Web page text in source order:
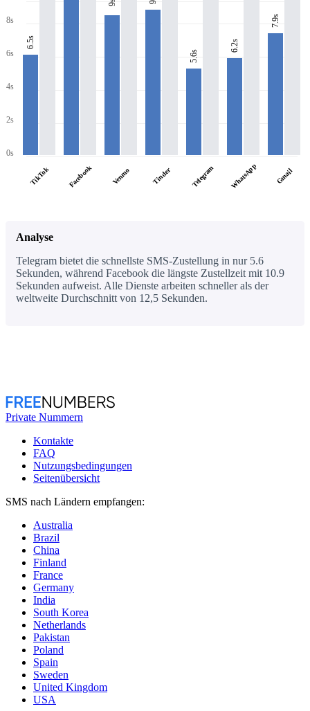
8s
6s
4s
2s
0s
6.5s
TikTok Facebook
9s
Venmo Tinder
5.6s
Telegram
6.2s
WhatsApp
7.9s
Gmail
Analyse
Telegram bietet die schnellste SMS-Zustellung in nur 5.6
Sekunden, während Facebook die längste Zustellzeit mit 10.9
Sekunden aufweist. Alle Dienste arbeiten schneller als der
weltweite Durchschnitt von 12,5 Sekunden.
Private Nummern
Kontakte
FAQ
Nutzungsbedingungen
Seitenübersicht
SMS nach Ländern empfangen:
Australia
Brazil
China
Finland
France
Germany
India
South Korea
Netherlands
Pakistan
Poland
Spain
Sweden
United Kingdom
USA